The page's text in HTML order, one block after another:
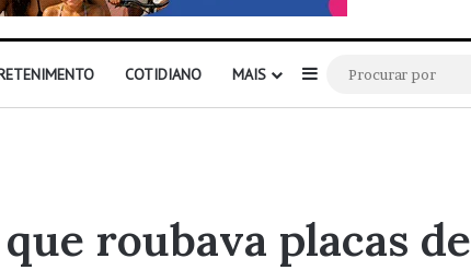
COTIDIANO MAIS Barra Lateral
roubava placas de